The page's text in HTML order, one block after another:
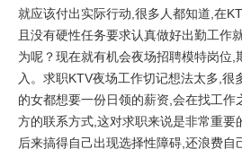
就应该付出实际行动,很多人都知道,在
且没有硬性任务要求认真做好出勤工作
为呢？现在就有机会夜场招聘模特岗位,
入。求职KTV夜场工作切记想法太多,很
的女都想要一份日领的薪资,会在找工作
方的联系方式,这对求职来说是非常重要
后来搞得自己出现选择性障碍,还浪费自